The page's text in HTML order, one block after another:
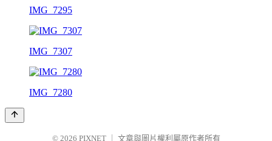
IMG_7295
IMG_7307
IMG_7280
© 2026 PIXNET 文章與圖片權利屬原作者所有